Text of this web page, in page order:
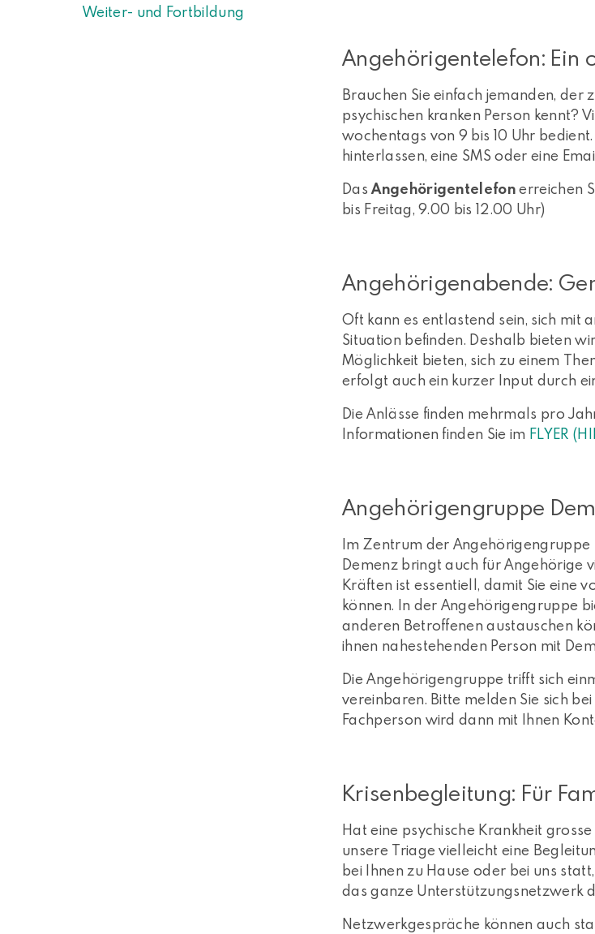
Weiter- und Fortbildung
Angehörigentelefon: Ein
Brauchen Sie einfach jemanden, der
psychischen kranken Person kennt?
wochentags von 9 bis 10 Uhr
hinterlassen, eine SMS oder eine
DasAngehörigentelefonerreichen
bis Freitag, 9.00 bis 12.00 Uhr)
Angehörigenabende:
Oft kann es entlastend sein, sich mit
Situation befinden. Deshalb bieten
Möglichkeit bieten, sich zu einem
erfolgt auch ein kurzer Input durch
Die Anlässe finden mehrmals pro
Informationen finden Sie im FLYER
Angehörigengruppe
Im Zentrum der Angehörigengruppe
Demenz bringt auch für Angehörige
Kräften ist essentiell, damit Sie eine
können. In der Angehörigengruppe
anderen Betroffenen austauschen
ihnen nahestehenden Person mit
Die Angehörigengruppe trifft sich
vereinbaren. Bitte melden Sie sich
Fachperson wird dann mit Ihnen
Krisenbegleitung: Für
Hat eine psychische Krankheit
unsere Triage vielleicht eine
bei Ihnen zu Hause oder bei uns
das ganze Unterstützungsnetzwerk
Netzwerkgespräche können auch